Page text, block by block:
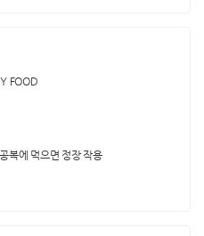
FOOD
복에 먹으면 정장 작용